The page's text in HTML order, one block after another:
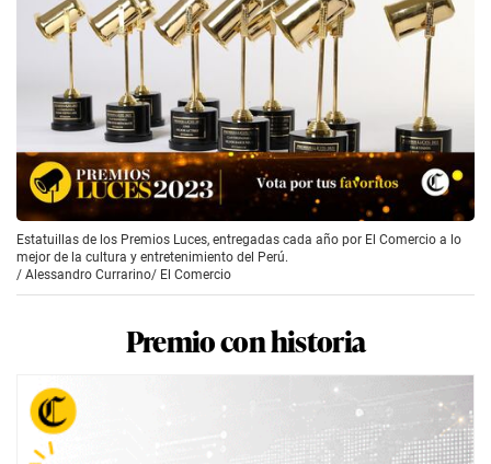
Estatuillas de los Premios Luces, entregadas cada año por El Comercio a lo
mejor de la cultura y entretenimiento del Perú.
/ Alessandro Currarino/ El Comercio
Premio con historia